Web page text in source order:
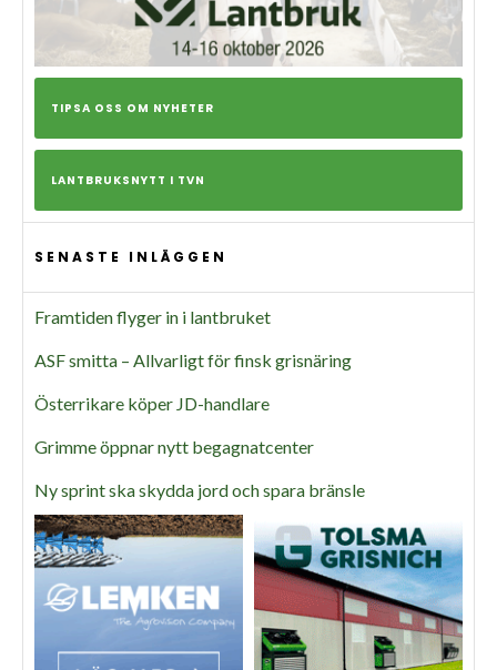
TIPSA OSS OM NYHETER
LANTBRUKSNYTT I TVN
SENASTE INLÄGGEN
Framtiden flyger in i lantbruket
ASF smitta – Allvarligt för finsk grisnäring
Österrikare köper JD-handlare
Grimme öppnar nytt begagnatcenter
Ny sprint ska skydda jord och spara bränsle